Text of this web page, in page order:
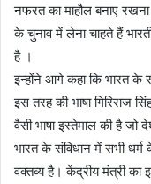
नफरत का माहौल बनाए
के चुनाव में लेना चाहते हैं
है ।
इन्होंने आगे कहा कि भारत के
इस तरह की भाषा गिरिराज
वैसी भाषा इस्तेमाल की है
भारत के संविधान में सभी धर्म
वक्तव्य है। केंद्रीय मंत्री का